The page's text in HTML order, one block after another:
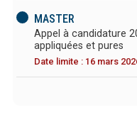
MASTER
Appel à candidature
appliquées et pures
Date limite : 16 mars